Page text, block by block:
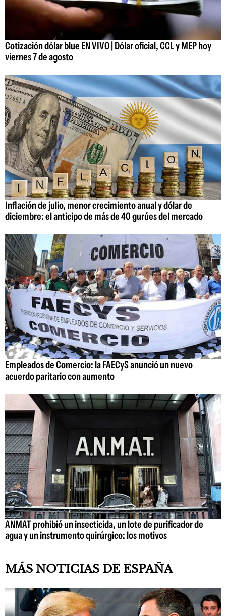
Cotización dólar blue EN VIVO | Dólar oficial, CCL y MEP hoy
viernes 7 de agosto
Inflación de julio, menor crecimiento anual y dólar de
diciembre: el anticipo de más de 40 gurúes del mercado
Empleados de Comercio: la FAECyS anunció un nuevo
acuerdo paritario con aumento
ANMAT prohibió un insecticida, un lote de purificador de
agua y un instrumento quirúrgico: los motivos
MÁS NOTICIAS DE ESPAÑA